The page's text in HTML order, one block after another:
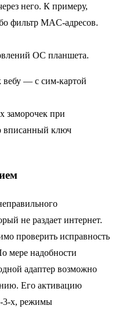
него. К примеру,
фильтр MAC-адресов.
ОС планшета.
заморочек при
вписанный ключ
не раздает интернет.
проверить исправность
мере надобности
адаптер возможно
Его активацию
3-х, режимы